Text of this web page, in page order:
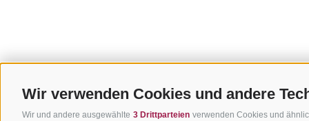
Wir verwenden Cookies und andere
Wir und andere ausgewählte 3 Drittparteien verwenden Cookies und